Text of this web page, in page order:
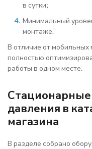
в сутки;
Минимальный
монтаже.
В отличие от мобильных
полностью
работы в одном месте.
давления в
магазина
В разделе собрано